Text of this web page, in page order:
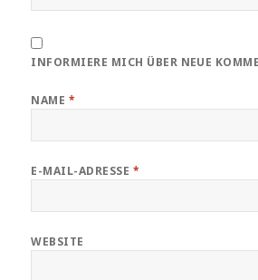
INFORMIERE MICH ÜBER NEUE
NAME *
E-MAIL-ADRESSE *
WEBSITE